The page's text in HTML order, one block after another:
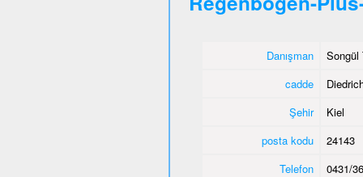
Danışman
Songül
cadde
Şehir
Kiel
posta kodu
24143
Telefon
0431/